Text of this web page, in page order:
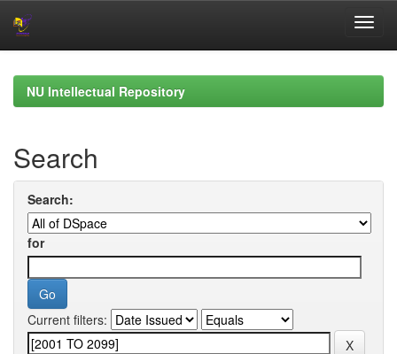
navigationNU Intellectual Repository
Search
Search:
for
Current filters: